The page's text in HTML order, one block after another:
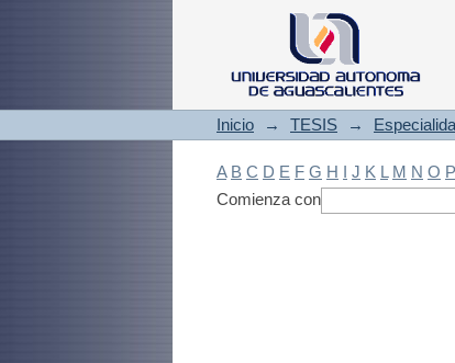
Filtrado by:
Inicio → TESIS →
A B C D E F G H I J K L M N O P
Comienza con